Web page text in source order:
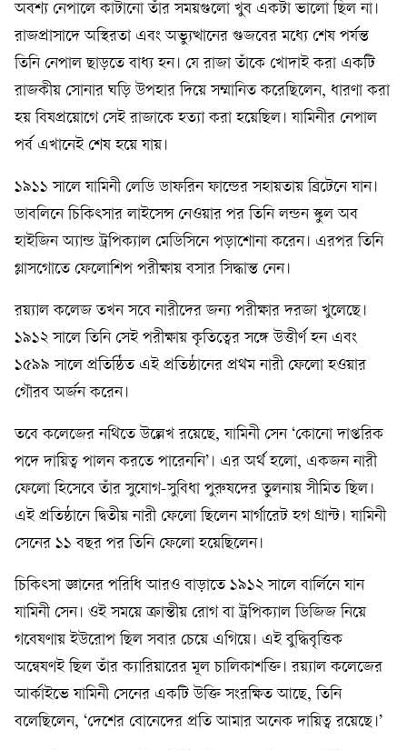
অবশ্য নেপালে কাটানো তাঁর সময়গুলো খুব একটা ভালো ছিল না।
রাজপ্রাসাদে অস্থিরতা এবং অভ্যুত্থানের গুজবের মধ্যে শেষ পর্যন্ত
তিনি নেপাল ছাড়তে বাধ্য হন। যে রাজা তাঁকে খোদাই করা একটি
রাজকীয় সোনার ঘড়ি উপহার দিয়ে সম্মানিত করেছিলেন, ধারণা করা
হয় বিষপ্রয়োগে সেই রাজাকে হত্যা করা হয়েছিল। যামিনীর নেপাল
পর্ব এখানেই শেষ হয়ে যায়।
১৯১১ সালে যামিনী লেডি ডাফরিন ফান্ডের সহায়তায় ব্রিটেনে যান।
ডাবলিনে চিকিৎসার লাইসেন্স নেওয়ার পর তিনি লন্ডন স্কুল অব
হাইজিন অ্যান্ড ট্রপিক্যাল মেডিসিনে পড়াশোনা করেন। এরপর তিনি
গ্লাসগোতে ফেলোশিপ পরীক্ষায় বসার সিদ্ধান্ত নেন।
রয়্যাল কলেজ তখন সবে নারীদের জন্য পরীক্ষার দরজা খুলেছে।
১৯১২ সালে তিনি সেই পরীক্ষায় কৃতিত্বের সঙ্গে উত্তীর্ণ হন এবং
১৫৯৯ সালে প্রতিষ্ঠিত এই প্রতিষ্ঠানের প্রথম নারী ফেলো হওয়ার
গৌরব অর্জন করেন।
তবে কলেজের নথিতে উল্লেখ রয়েছে, যামিনী সেন ‘কোনো দাপ্তরিক
পদে দায়িত্ব পালন করতে পারেননি’। এর অর্থ হলো, একজন নারী
ফেলো হিসেবে তাঁর সুযোগ-সুবিধা পুরুষদের তুলনায় সীমিত ছিল।
এই প্রতিষ্ঠানে দ্বিতীয় নারী ফেলো ছিলেন মার্গারেট হগ গ্রান্ট। যামিনী
সেনের ১১ বছর পর তিনি ফেলো হয়েছিলেন।
চিকিৎসা জ্ঞানের পরিধি আরও বাড়াতে ১৯১২ সালে বার্লিনে যান
যামিনী সেন। ওই সময়ে ক্রান্তীয় রোগ বা ট্রপিক্যাল ডিজিজ নিয়ে
গবেষণায় ইউরোপ ছিল সবার চেয়ে এগিয়ে। এই বুদ্ধিবৃত্তিক
অন্বেষণই ছিল তাঁর ক্যারিয়ারের মূল চালিকাশক্তি। রয়্যাল কলেজের
আর্কাইভে যামিনী সেনের একটি উক্তি সংরক্ষিত আছে, তিনি
বলেছিলেন, ‘দেশের বোনেদের প্রতি আমার অনেক দায়িত্ব রয়েছে।’